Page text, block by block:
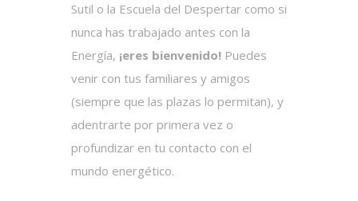
Sutil o la Escuela del Despertar como si
nunca has trabajado antes con la
Energía, ¡eres bienvenido! Puedes
venir con tus familiares y amigos
(siempre que las plazas lo permitan), y
adentrarte por primera vez o
profundizar en tu contacto con el
mundo energético.